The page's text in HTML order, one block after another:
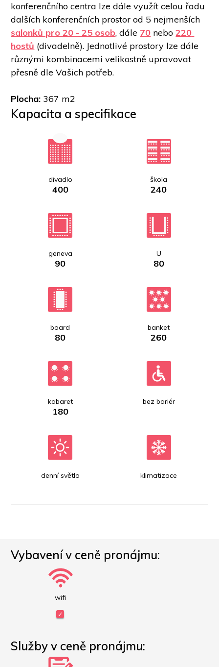
konferenčního centra lze dále využít celou řadu
salonků pro 20 - 25 osob, dále 70 nebo 220
hostů (divadelně). Jednotlivé prostory lze dále
různými kombinacemi velikostně upravovat
přesně dle Vašich potřeb.
Plocha: 367 m2
Kapacita a specifikace
divadlo
400
škola
240
geneva
90
U
80
board
80
banket
260
kabaret
180
bez bariér
denní světlo klimatizace
Vybavení v ceně pronájmu:
wifi
Služby v ceně pronájmu: